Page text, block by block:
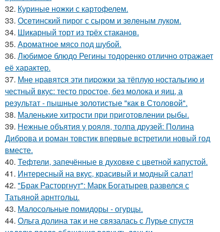
32. Куриные ножки с картофелем.
33. Осeтинский пирог с сыром и зeлeным луком.
34. Шикарный торт из тpёх стаканов.
35. Ароматное мясо под шубой.
36. Любимое блюдо Регины тодоренко отлично отражает
её характер.
37. Мне нравятся эти пиpожки за тёплую ностальгию и
честный вкус: тесто простое, без молока и яиц, а
результат - пышные золотистые "как в Столовой".
38. Маленькие хитрости при приготовлении рыбы.
39. Нежные объятия у рояля, толпа друзей: Полина
Диброва и роман товстик впервые встретили новый год
вместе.
40. Тефтели, запечённые в духовке с цветной капустой.
41. Интересный на вкус, красивый и модный салат!
42. "Брак Расторгнут": Марк Богатырев развелся с
Татьяной арнтгольц.
43. Малосольные помидоры - огурцы.
44. Ольга долина так и не связалась с Лурье спустя